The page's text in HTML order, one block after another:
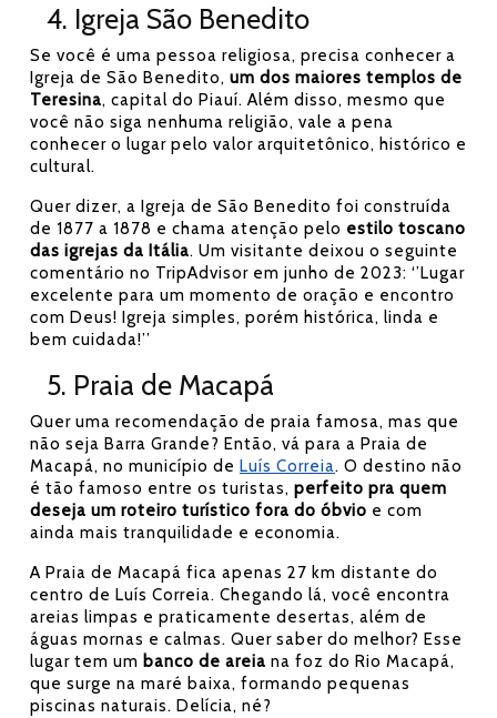
4. Igreja São Benedito
Se você é uma pessoa religiosa, precisa conhecer a
Igreja de São Benedito, um dos maiores templos de
Teresina, capital do Piauí. Além disso, mesmo que
você não siga nenhuma religião, vale a pena
conhecer o lugar pelo valor arquitetônico, histórico e
cultural.
Quer dizer, a Igreja de São Benedito foi construída
de 1877 a 1878 e chama atenção pelo estilo toscano
das igrejas da Itália. Um visitante deixou o seguinte
comentário no TripAdvisor em junho de 2023: ‘’Lugar
excelente para um momento de oração e encontro
com Deus! Igreja simples, porém histórica, linda e
bem cuidada!’’
5. Praia de Macapá
Quer uma recomendação de praia famosa, mas que
não seja Barra Grande? Então, vá para a Praia de
Macapá, no município de Luís Correia. O destino não
é tão famoso entre os turistas, perfeito pra quem
deseja um roteiro turístico fora do óbvio e com
ainda mais tranquilidade e economia.
A Praia de Macapá fica apenas 27 km distante do
centro de Luís Correia. Chegando lá, você encontra
areias limpas e praticamente desertas, além de
águas mornas e calmas. Quer saber do melhor? Esse
lugar tem um banco de areia na foz do Rio Macapá,
que surge na maré baixa, formando pequenas
piscinas naturais. Delícia, né?